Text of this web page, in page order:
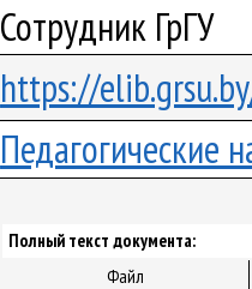
Сотрудник ГрГУ
https://
Педагогические
Полный текст документа:
Файл